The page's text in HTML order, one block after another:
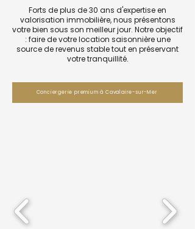
Forts de plus de 30 ans d'expertise en
valorisation immobilière, nous présentons
votre bien sous son meilleur jour. Notre objectif
: faire de votre location saisonnière une
source de revenus stable tout en préservant
votre tranquillité.
Conciergerie premium à Cavalaire-sur-Mer